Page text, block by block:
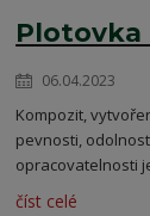
Plotovka
06.04.2023
Kompozit,
pevnosti,
opracovatelnosti
číst celé